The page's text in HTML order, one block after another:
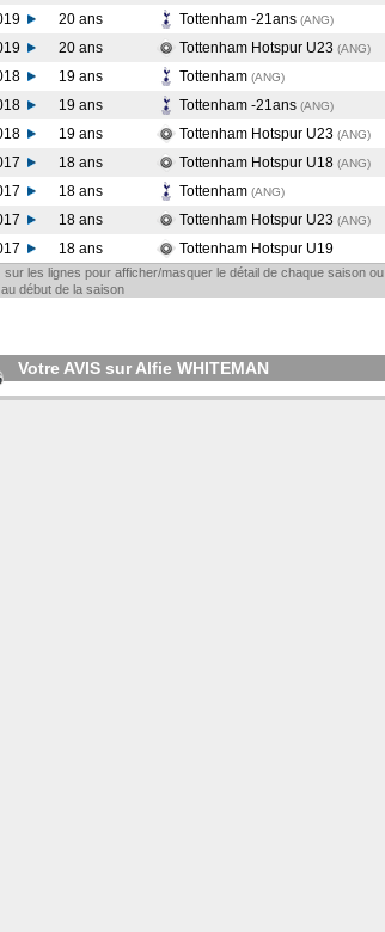
20 ans Tottenham -21ans (ANG)
20 ans Tottenham Hotspur U23 (ANG)
19 ans Tottenham (ANG)
19 ans Tottenham -21ans (ANG)
19 ans Tottenham Hotspur U23 (ANG)
18 ans Tottenham Hotspur U18 (ANG)
18 ans Tottenham (ANG)
18 ans Tottenham Hotspur U23 (ANG)
18 ans Tottenham Hotspur U19
sur les lignes pour afficher/masquer le détail de chaque saison ou
début de la saison
Votre AVIS sur Alfie WHITEMAN